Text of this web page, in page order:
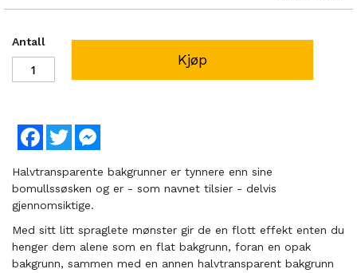
Antall
Kjøp
Facebook
Twitter
Halvtransparente bakgrunner er tynnere enn sine
bomullssøsken og er - som navnet tilsier - delvis
gjennomsiktige.
Med sitt litt spraglete mønster gir de en flott effekt enten du
henger dem alene som en flat bakgrunn, foran en opak
bakgrunn, sammen med en annen halvtransparent bakgrunn